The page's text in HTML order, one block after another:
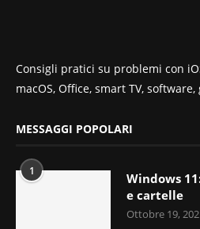
Consigli pratici su problemi con
macOS, Office, smart TV,
MESSAGGI POPOLARI
1
Windows
e cartelle
Ottobre 19,